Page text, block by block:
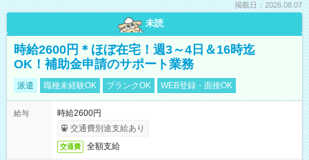
掲載日：2026.08.07
未読
時給2600円＊ほぼ在宅！週3～4日＆16時迄
OK！補助金申請のサポート業務
派遣 職種未経験OK ブランクOK WEB登録・面接OK
給与
時給2600円
交通費別途支給あり
交通費 全額支給